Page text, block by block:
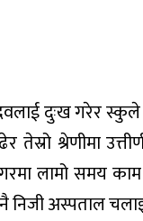
गरेर स्कुले
श्रेणीमा
लामो समय
निजी अस्पताल